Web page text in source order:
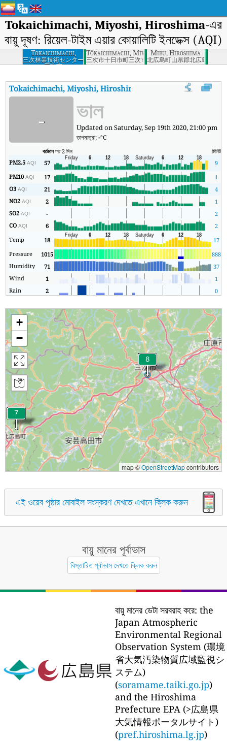
Tokaichimachi, Miyoshi, Hiroshima-এর
বায়ু দূষণ: রিয়েল-টাইম এয়ার কোয়ালিটি ইনডেক্স (AQI)
Tokaichimachi,
Miyoshi, Hiroshima
三次林業技術センター
三次市
Tōkaichimachi, Miyoshi-shi, Hiroshima-ken
三次市十日市町三次市
Mibu, Hiroshima
北広島町山県郡北広島町
Tokaichimachi, Miyoshi, Hiroshima Tokaichimachi,
- ভাল
Updated on Saturday, Sep 19th 2020, 21:00 pm
তাপমাত্রা:-°C
বর্তমানগত 2 দিন মিনিট
PM2.5AQI 57 9
PM10AQI 17 1
O3AQI 21 4
NO2AQI 2 1
SO2AQI - 2
COAQI 6 2
Temp
18 17
Pressure
1015 888
Humidity
71 37
Wind
1 1
Rain
2 0
+
−
map ©OpenStreetMapcontributors
এই ওয়েব পৃষ্ঠার মোবাইল সংস্করণ দেখতে এখানে ক্লিক করুন
বায়ু মানের পূর্বাভাস
বিস্তারিত পূর্বাভাস দেখতে ক্লিক করুন
বায়ু মানের ডেটা সরবরাহ করে: the
Japan Atmospheric
Environmental Regional
Observation System (環境
省大気汚染物質広域監視シ
ステム)
(soramame.taiki.go.jp)
and the Hiroshima
Prefecture EPA (>広島県
大気情報ポータルサイト)
(pref.hiroshima.lg.jp)